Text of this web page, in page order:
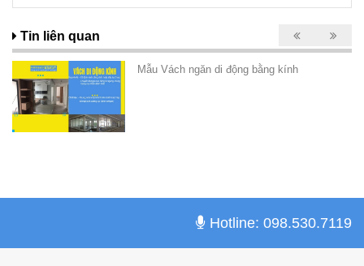
Tin liên quan
Mẫu Vách ngăn di động bằng kính
Hotline: 098.530.7119